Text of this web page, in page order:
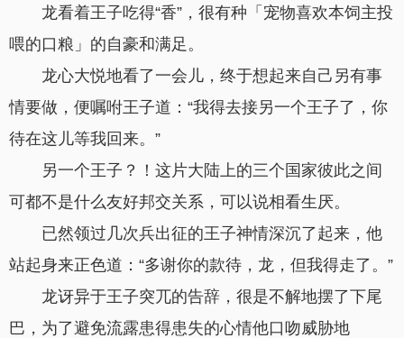
龙看着王子吃得“香”，很有种「宠物喜欢本饲主投
喂的口粮」的自豪和满足。
龙心大悦地看了一会儿，终于想起来自己另有事
情要做，便嘱咐王子道：“我得去接另一个王子了，你
待在这儿等我回来。”
另一个王子？！这片大陆上的三个国家彼此之间
可都不是什么友好邦交关系，可以说相看生厌。
已然领过几次兵出征的王子神情深沉了起来，他
站起身来正色道：“多谢你的款待，龙，但我得走了。”
龙讶异于王子突兀的告辞，很是不解地摆了下尾
巴，为了避免流露患得患失的心情他口吻威胁地